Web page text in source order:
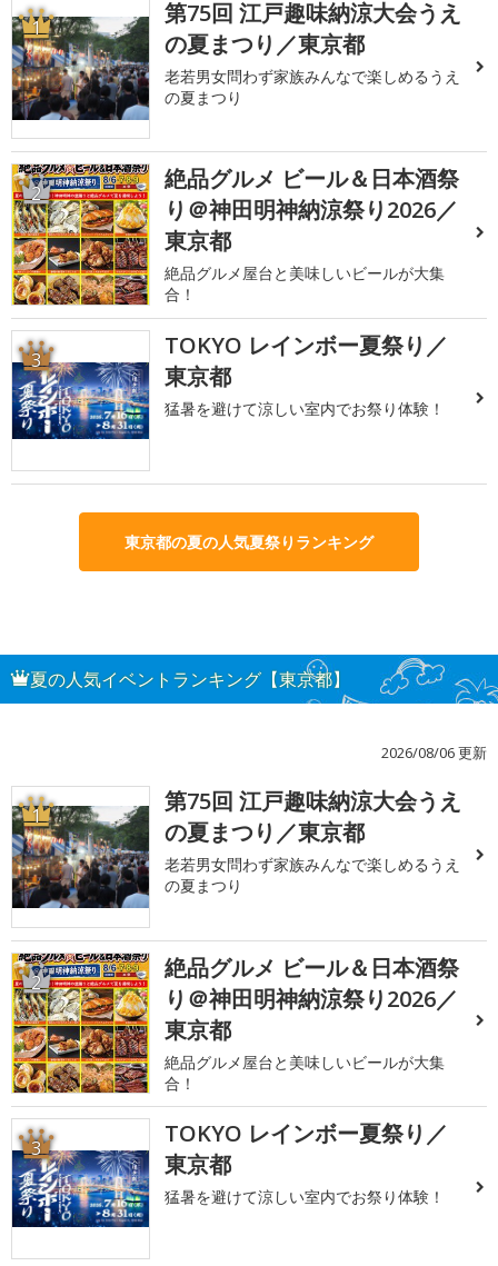
1
第75回 江戸趣味納涼大会うえ
の夏まつり／東京都
老若男女問わず家族みんなで楽しめるうえ
の夏まつり
2
絶品グルメ ビール＆日本酒祭
り＠神田明神納涼祭り2026／
東京都
絶品グルメ屋台と美味しいビールが大集
合！
3
TOKYO レインボー夏祭り／
東京都
猛暑を避けて涼しい室内でお祭り体験！
東京都の夏の人気夏祭りランキング
夏の人気イベントランキング【東京都】
2026/08/06 更新
1
第75回 江戸趣味納涼大会うえ
の夏まつり／東京都
老若男女問わず家族みんなで楽しめるうえ
の夏まつり
2
絶品グルメ ビール＆日本酒祭
り＠神田明神納涼祭り2026／
東京都
絶品グルメ屋台と美味しいビールが大集
合！
3
TOKYO レインボー夏祭り／
東京都
猛暑を避けて涼しい室内でお祭り体験！